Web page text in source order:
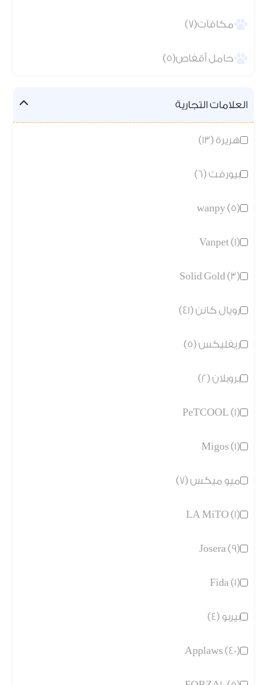
مكافآت(7)
حامل أقفاص(5)
العلامات التجارية
هريرة (13)
بيورفت (6)
wanpy (5)
Vanpet (1)
Solid Gold (3)
رويال كانن (41)
ريفليكس (5)
بروبلان (2)
PeTCOOL (1)
Migos (1)
ميو ميكس (7)
LA MiTO (1)
Josera (9)
Fida (1)
بيربو (4)
Applaws (40)